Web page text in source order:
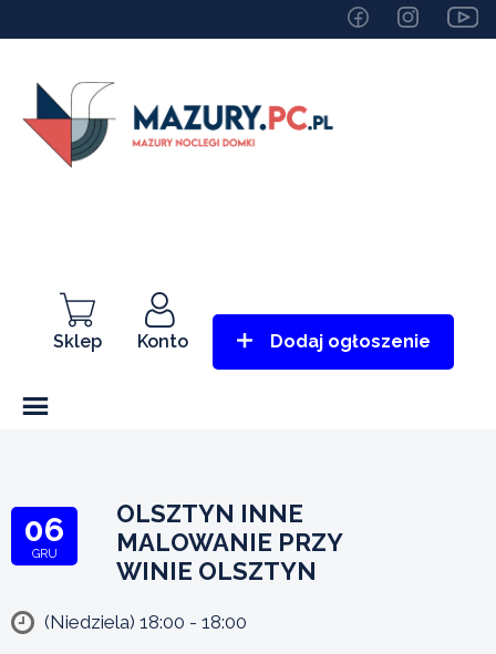
Sklep Konto Dodaj ogłoszenie
06
GRU
OLSZTYN INNE
MALOWANIE PRZY
WINIE OLSZTYN
(Niedziela) 18:00 - 18:00